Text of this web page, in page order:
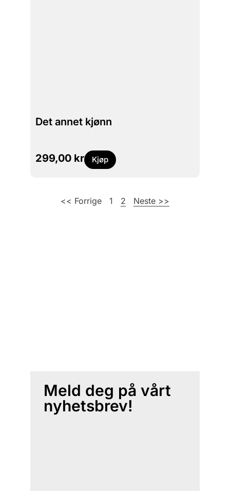
Det annet kjønn
299,00 kr Kjøp
<< Forrige 1 2 Neste >>
Meld deg på vårt
nyhetsbrev!